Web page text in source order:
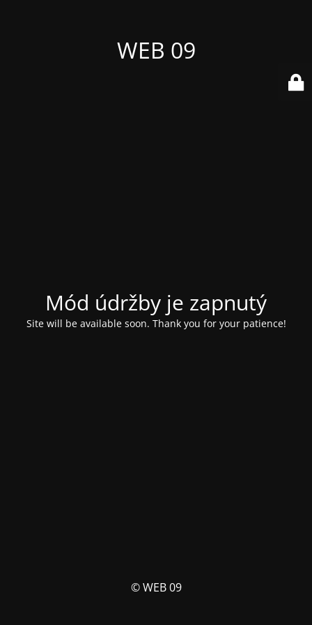
WEB 09
Mód údržby je zapnutý
Site will be available soon. Thank you for your patience!
© WEB 09